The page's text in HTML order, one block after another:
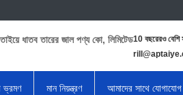
ধাতব তারের জাল পণ্য কো, লিমিটেড10 বছরেরও বেশি
ভ্রমণ মান নিয়ন্ত্রণ আমাদের সাথে